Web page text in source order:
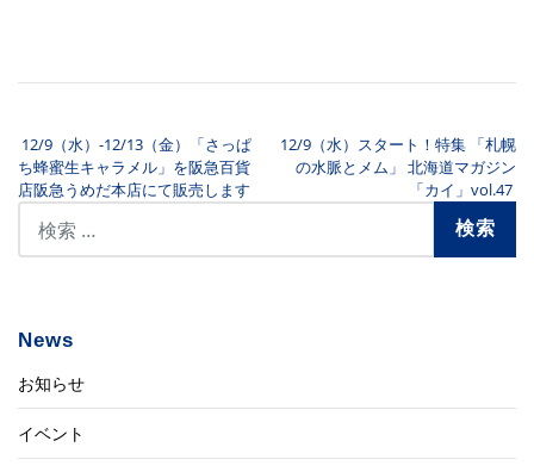
投稿ナビゲーション
12/9（水）-12/13（金）「さっぱ
ち蜂蜜生キャラメル」を阪急百貨
店阪急うめだ本店にて販売します
12/9（水）スタート！特集 「札幌
の水脈とメム」 北海道マガジン
「カイ」vol.47
News
お知らせ
イベント